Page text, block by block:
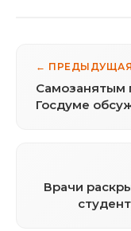
← ПРЕДЫДУЩАЯ
Самозанятым
Госдуме
Врачи